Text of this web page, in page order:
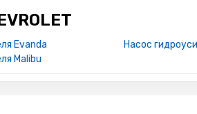
Evanda
Malibu
Насос